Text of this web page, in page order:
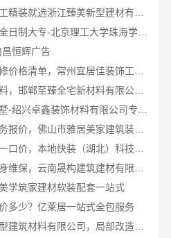
广东不用考试的全日制大专-北京理工大学珠海学院继教院
恒辉广告
健康翻新进口材料，邯郸至臻全宅新材料有限公司臻选全球优质原料
品质装饰家装服务报价，佛山市雅居美家建筑装饰工程有限公司透明实惠
学筑家建材软装配套一站式
多少？亿莱居一站式全包服务
海南万赢饰家新型建筑材料有限公司，局部改造居室报价明细